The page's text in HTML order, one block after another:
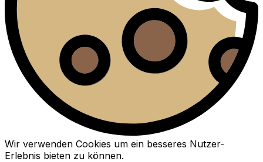
Wir verwenden Cookies um ein besseres Nutzer-
Erlebnis bieten zu können.